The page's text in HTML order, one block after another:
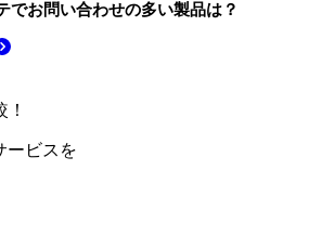
でお問い合わせの多い製品は？
ービスを